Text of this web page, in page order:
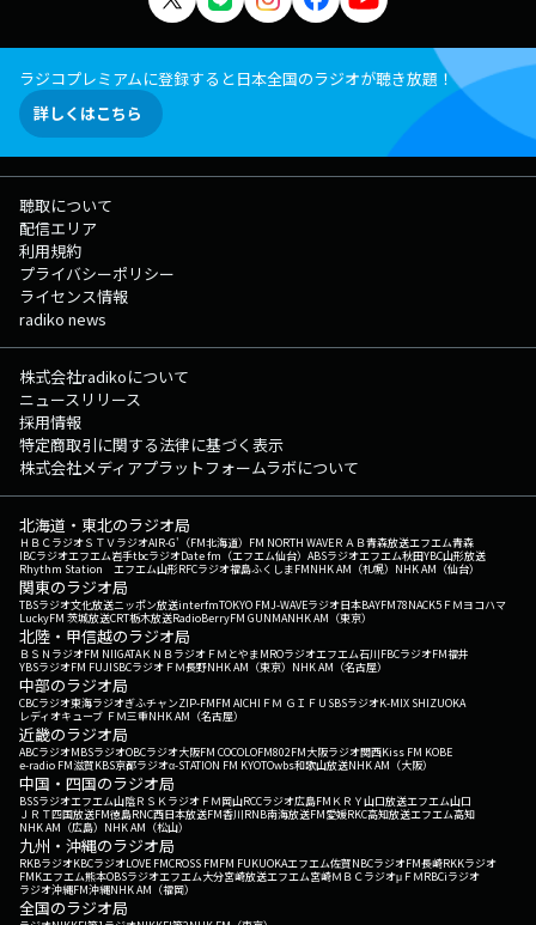
ラジコプレミアムに登録すると日本全国のラジオが聴き放題！
詳しくはこちら
聴取について
配信エリア
利用規約
プライバシーポリシー
ライセンス情報
radiko news
株式会社radikoについて
ニュースリリース
採用情報
特定商取引に関する法律に基づく表示
株式会社メディアプラットフォームラボについて
北海道・東北のラジオ局
ＨＢＣラジオＳＴＶラジオAIR-G'（FM北海道） FM NORTH WAVEＲＡＢ青森放送エフエム青森
IBCラジオエフエム岩手tbcラジオDate fm（エフエム仙台） ABSラジオエフエム秋田YBC山形放送
Rhythm Station エフエム山形RFCラジオ福島ふくしまFMNHK AM（札幌） NHK AM（仙台）
関東のラジオ局
TBSラジオ文化放送ニッポン放送interfmTOKYO FMJ-WAVEラジオ日本BAYFM78NACK5 ＦＭヨコハマ
LuckyFM 茨城放送CRT栃木放送RadioBerryFM GUNMANHK AM（東京）
北陸・甲信越のラジオ局
ＢＳＮラジオFM NIIGATAＫＮＢラジオ ＦＭとやまMROラジオエフエム石川FBCラジオFM福井
YBSラジオFM FUJISBCラジオ ＦＭ長野NHK AM（東京） NHK AM（名古屋）
中部のラジオ局
CBCラジオ東海ラジオぎふチャンZIP-FMFM AICHI ＦＭ ＧＩＦＵ SBSラジオK-MIX SHIZUOKA
レディオキューブ ＦＭ三重NHK AM（名古屋）
近畿のラジオ局
ABCラジオMBSラジオOBCラジオ大阪FM COCOLOFM802FM大阪ラジオ関西Kiss FM KOBE
e-radio FM滋賀KBS京都ラジオα-STATION FM KYOTOwbs和歌山放送NHK AM（大阪）
中国・四国のラジオ局
BSSラジオエフエム山陰ＲＳＫラジオ ＦＭ岡山RCCラジオ広島FM ＫＲＹ山口放送エフエム山口
ＪＲＴ四国放送FM徳島RNC西日本放送FM香川RNB南海放送FM愛媛RKC高知放送エフエム高知
NHK AM（広島） NHK AM（松山）
九州・沖縄のラジオ局
RKBラジオKBCラジオLOVE FMCROSS FMFM FUKUOKAエフエム佐賀NBCラジオFM長崎RKKラジオ
FMKエフエム熊本OBSラジオエフエム大分宮崎放送エフエム宮崎ＭＢＣラジオμＦＭRBCiラジオ
ラジオ沖縄FM沖縄NHK AM（福岡）
全国のラジオ局